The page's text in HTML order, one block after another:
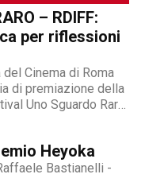
– RDIFF:
per riflessioni
Cinema di Roma
di premiazione della
Uno Sguardo Raro
e del
Heyoka
Bastianelli -